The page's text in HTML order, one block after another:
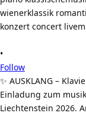
•
Follow
✨ AUSKLANG –
Einladung zum
Liechtenstein 2026.